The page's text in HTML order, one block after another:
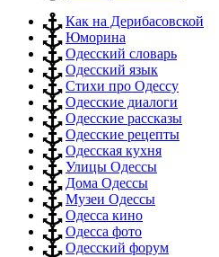
Как на Дерибасовской
Юморина
Одесский словарь
Одесский язык
Стихи про Одессу
Одесские диалоги
Одесские рассказы
Одесские рецепты
Одесская кухня
Улицы Одессы
Дома Одессы
Музеи Одессы
Одесса кино
Одесса фото
Одесский форум